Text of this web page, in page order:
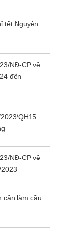
tết Nguyên
NĐ-CP về
đến
QH15
NĐ-CP về
cần làm đầu